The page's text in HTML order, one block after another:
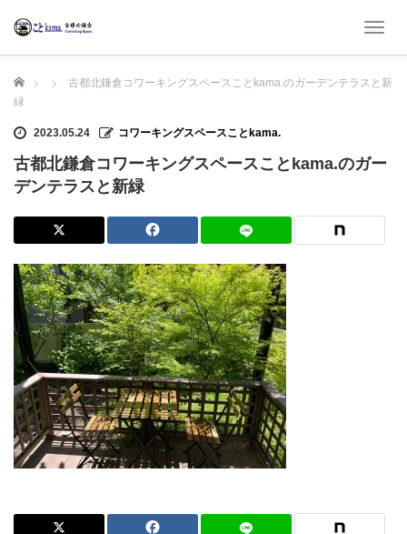
T
g
t
ホーム
古都北鎌倉コワーキングスペースことkama.のガーデンテラスと新
緑
2023.05.24 コワーキングスペースことkama.
古都北鎌倉コワーキングスペースことkama.のガー
デンテラスと新緑